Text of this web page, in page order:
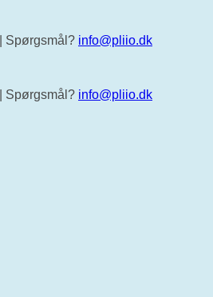
Spørgsmål? info@pliio.dk
Spørgsmål? info@pliio.dk